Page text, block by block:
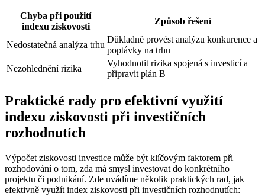
Chyba při použití
indexu ziskovosti
Způsob řešení
Nedostatečná analýza trhu
Důkladně provést analýzu konkurence a
poptávky na trhu
Nezohlednění rizika
Vyhodnotit rizika spojená s investicí a
připravit plán B
Praktické rady pro efektivní využití
indexu ziskovosti při investičních
rozhodnutích
Výpočet ziskovosti investice může být klíčovým faktorem při
rozhodování o tom, zda má smysl investovat do konkrétního
projektu či podnikání. Zde uvádíme několik praktických rad, jak
efektivně využít index ziskovosti při investičních rozhodnutích: